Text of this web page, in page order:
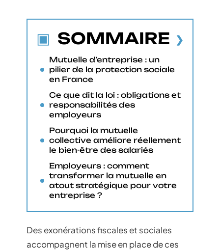
SOMMAIRE
Mutuelle d’entreprise : un
pilier de la protection sociale
en France
Ce que dit la loi : obligations et
responsabilités des
employeurs
Pourquoi la mutuelle
collective améliore réellement
le bien-être des salariés
Employeurs : comment
transformer la mutuelle en
atout stratégique pour votre
entreprise ?
Des exonérations fiscales et sociales
accompagnent la mise en place de ces